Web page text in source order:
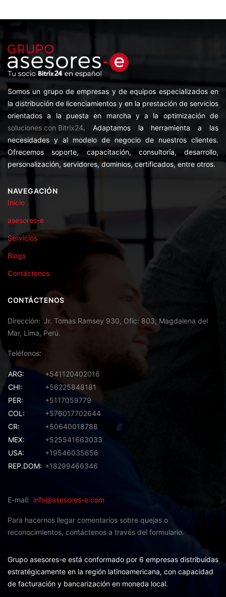
Somos un grupo de empresas y de equipos especializados en
la distribución de licenciamientos y en la prestación de servicios
orientados a la puesta en marcha y a la optimización de
soluciones con Bitrix24. Adaptamos la herramienta a las
necesidades y al modelo de negocio de nuestros clientes.
Ofrecemos soporte, capacitación, consultoría, desarrollo,
personalización, servidores, dominios, certificados, entre otros.
NAVEGACIÓN
Inicio
asesores-e
Servicios
Blogs
Contáctenos
CONTÁCTENOS
Dirección
Jr. Tomas Ramsey 930, Ofic: 803, Magdalena del
Mar, Lima, Perú.
Teléfonos
ARG:
+541120402016
CHI:
+56225848181
PER:
+5117059779
COL:
+576017702644
CR:
+50640018788
MEX:
+525541663033
USA:
+19546035656
REP.DOM: +18299466346
E-mail info@asesores-e.com
Para hacernos llegar comentarios sobre quejas o
reconocimientos, contáctenos a través del formulario.
Grupo asesores-e está conformado por 6 empresas distribuidas
estratégicamente en la región latinoamericana, con capacidad
de facturación y bancarización en moneda local.